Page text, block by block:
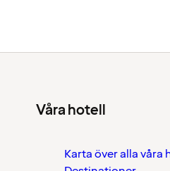
Våra hotell
Karta över alla våra